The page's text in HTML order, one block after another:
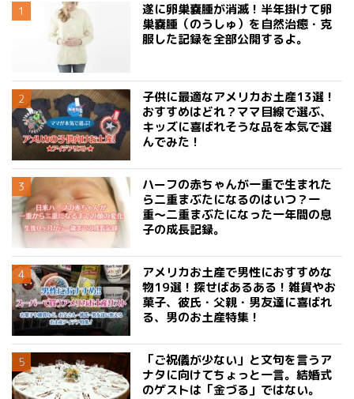
遂に卵巣嚢腫が消滅！半年掛けて卵
巣嚢腫（のうしゅ）を自然治癒・克
服した記録を全部公開するよ。
子供に最適なアメリカお土産13選！
おすすめはどれ？ママ目線で選ぶ、
キッズに喜ばれそうな品を本気で選
んでみた！
ハーフの赤ちゃんが一重で生まれた
ら二重まぶたになるのはいつ？一
重〜二重まぶたになった一年間の息
子の成長記録。
アメリカお土産で男性におすすめな
物19選！探せばあるある！雑貨やお
菓子、彼氏・父親・男友達に喜ばれ
る、男のお土産特集！
「ご祝儀が少ない」と文句を言うア
ナタに向けてちょっと一言。結婚式
のゲストは「金づる」ではない。